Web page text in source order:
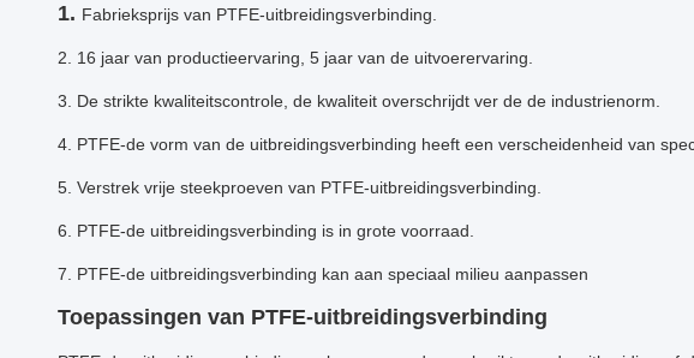
1. Fabrieksprijs van PTFE-uitbreidingsverbinding.
2. 16 jaar van productieervaring, 5 jaar van de uitvoerervaring.
3. De strikte kwaliteitscontrole, de kwaliteit overschrijdt ver de de industrienorm.
4. PTFE-de vorm van de uitbreidingsverbinding heeft een verscheidenheid van
5. Verstrek vrije steekproeven van PTFE-uitbreidingsverbinding.
6. PTFE-de uitbreidingsverbinding is in grote voorraad.
7. PTFE-de uitbreidingsverbinding kan aan speciaal milieu aanpassen
Toepassingen van PTFE-uitbreidingsverbinding